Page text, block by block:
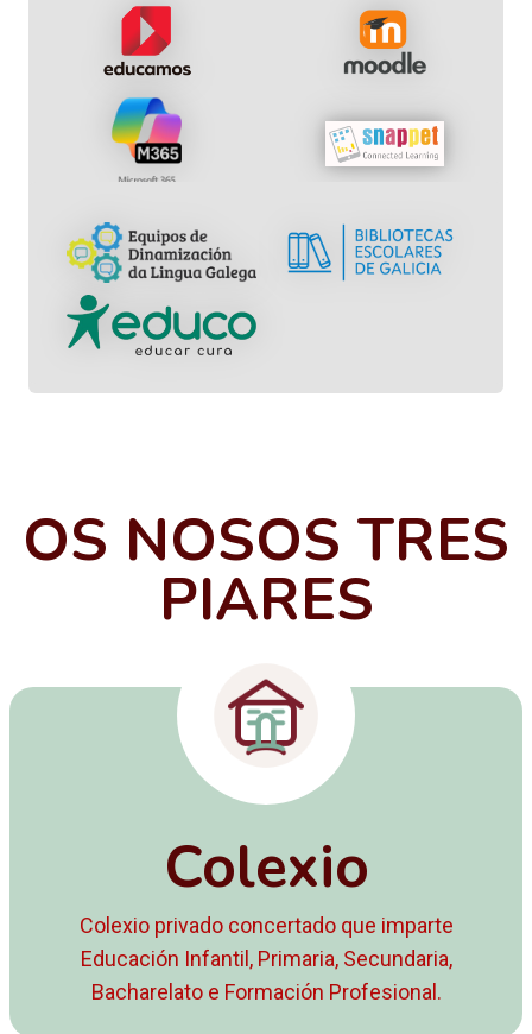
OS NOSOS TRES
PIARES
Colexio
Colexio privado concertado que imparte
Educación Infantil, Primaria, Secundaria,
Bacharelato e Formación Profesional.